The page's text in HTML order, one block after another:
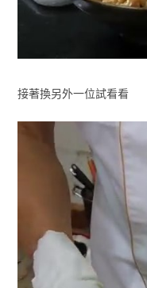
接著換另外一位試看看